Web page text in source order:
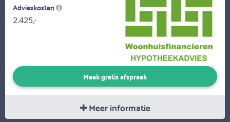
Advieskosten
2.425,-
Maak gratis afspraak
Meer informatie